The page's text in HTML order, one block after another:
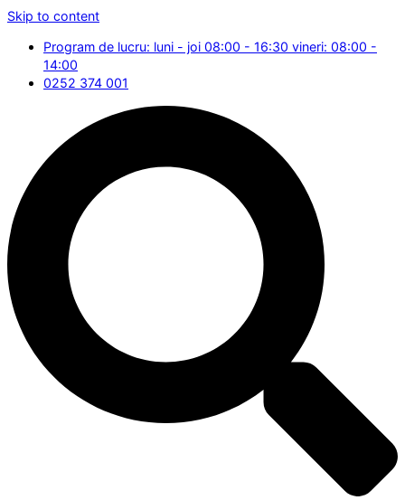
Skip to content
Program de lucru: luni - joi 08:00 - 16:30 vineri: 08:00 -
14:00
0252 374 001